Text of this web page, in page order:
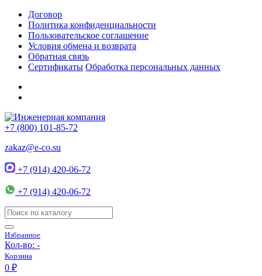
Договор
Политика конфиденциальности
Пользовательское соглашение
Условия обмена и возврата
Обратная связь
Сертификаты Обработка персональных данных
+7 (800) 101-85-72
zakaz@e-co.su
+7 (914) 420-06-72
+7 (914) 420-06-72
Избранное
Кол-во: -
Корзина
0 ₽